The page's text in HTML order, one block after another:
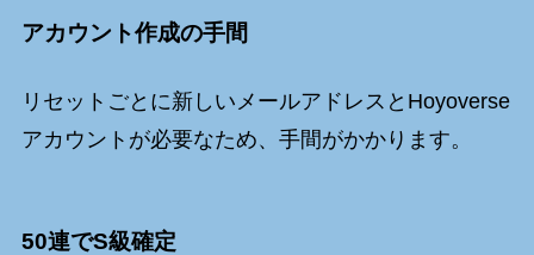
アカウント作成の手間
リセットごとに新しいメールアドレスとHoyoverse
アカウントが必要なため、手間がかかります。
50連でS級確定